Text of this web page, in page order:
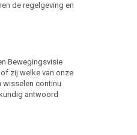
de regelgeving en
Bewegingsvisie
zij welke van onze
wisselen continu
antwoord